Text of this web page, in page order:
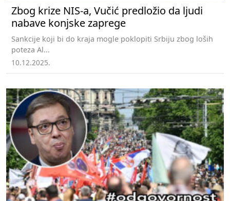
Zbog krize NIS-a, Vučić predložio da ljudi
nabave konjske zaprege
Sankcije koji bi do kraja mogle poklopiti Srbiju zbog loših
poteza Al...
10.12.2025.